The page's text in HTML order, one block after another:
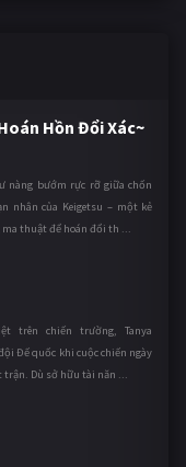
Hồn Đổi Xác~
nàng bướm rực rỡ giữa chốn
nhân của Keigetsu – một kẻ
thuật để hoán đổi th ...
trên chiến trường, Tanya
Đế quốc khi cuộc chiến ngày
trận. Dù sở hữu tài năn ...